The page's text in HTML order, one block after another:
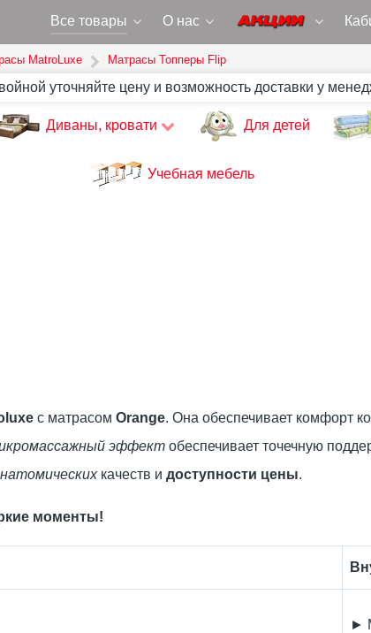
Все товары О нас
MatroLuxe Матрасы Топперы Flip
уточняйте цену и возможность доставки у
Диваны, кровати Для детей
Учебная мебель
с матрасом Orange. Она обеспечивает комфорт
эффект обеспечивает точечную
качеств и доступности цены.
моменты!
►